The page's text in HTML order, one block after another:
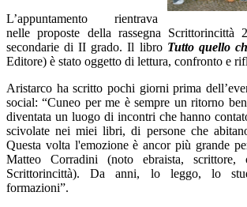
L’appuntamento rientrava
nelle proposte della rassegna Scrittorincittà
secondarie di II grado. Il libro Tutto quello
Editore) è stato oggetto di lettura, confronto e
Aristarco ha scritto pochi giorni prima
social: “Cuneo per me è sempre un ritorno
diventata un luogo di incontri che hanno
scivolate nei miei libri, di persone che
Questa volta l'emozione è ancor più grande
Matteo Corradini (noto ebraista, scrittore,
Scrittorincittà). Da anni, lo leggo, lo
formazioni”.